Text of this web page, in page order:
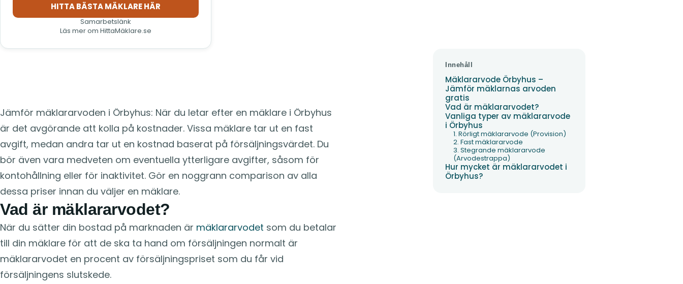
HITTA BÄSTA MÄKLARE HÄR
(öppnas i nytt fönster)
Samarbetslänk
Läs mer om HittaMäklare.se
Jämför mäklararvoden i Örbyhus: När du letar efter en mäklare i Örbyhus
är det avgörande att kolla på kostnader. Vissa mäklare tar ut en fast
avgift, medan andra tar ut en kostnad baserat på försäljningsvärdet. Du
bör även vara medveten om eventuella ytterligare avgifter, såsom för
kontohållning eller för inaktivitet. Gör en noggrann comparison av alla
dessa priser innan du väljer en mäklare.
Vad är mäklararvodet?
När du sätter din bostad på marknaden är mäklararvodet som du betalar
till din mäklare för att de ska ta hand om försäljningen normalt är
mäklararvodet en procent av försäljningspriset som du får vid
försäljningens slutskede.
Innehåll
Mäklararvode Örbyhus –
Jämför mäklarnas arvoden
gratis
Vad är mäklararvodet?
Vanliga typer av mäklararvode
i Örbyhus
1. Rörligt mäklararvode (Provision)
2. Fast mäklararvode
3. Stegrande mäklararvode
(Arvodestrappa)
Hur mycket är mäklararvodet i
Örbyhus?